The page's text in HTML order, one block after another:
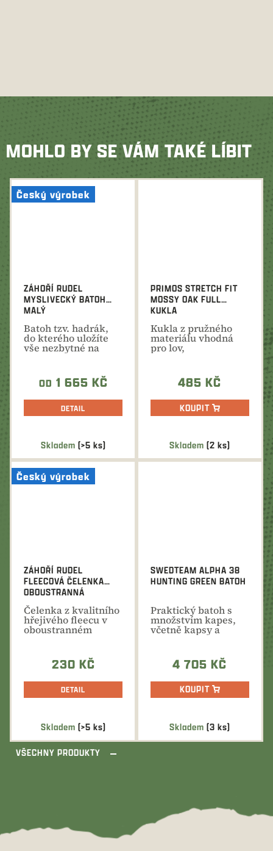
MOHLO BY SE VÁM TAKÉ LÍBIT
Český výrobek
Skladem (>5 ks)
ZÁHOŘÍ RUDEL
MYSLIVECKÝ BATOH
MALÝ
Batoh tzv. hadrák,
do kterého uložíte
vše nezbytné na
vycházku do
OD 1 665 KČ
DETAIL
Skladem (2 ks)
PRIMOS STRETCH FIT
MOSSY OAK FULL
KUKLA
Kukla z pružného
materiálu vhodná
pro lov,
fotografování nebo
485 KČ
KOUPIT
Český výrobek
Skladem (>5 ks)
ZÁHOŘÍ RUDEL
FLEECOVÁ ČELENKA
OBOUSTRANNÁ
Čelenka z kvalitního
hřejivého fleecu v
oboustranném
230 KČ
DETAIL
Skladem (3 ks)
SWEDTEAM ALPHA 38
HUNTING GREEN BATOH
Praktický batoh s
množstvím kapes,
včetně kapsy a
úchytu pro přenos
4 705 KČ
KOUPIT
VŠECHNY PRODUKTY